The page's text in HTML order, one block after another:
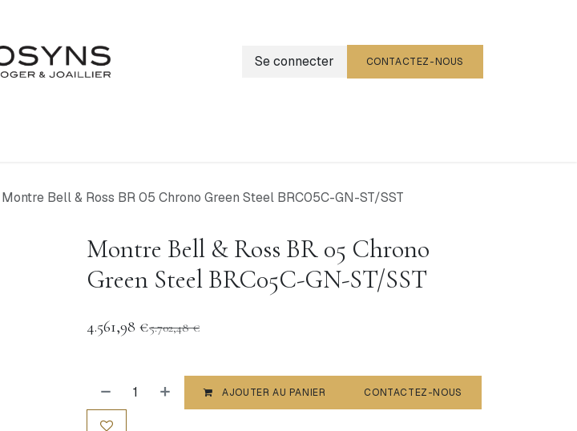
Se connecter CONTACTEZ-NOUS
Montre Bell & Ross BR 05 Chrono Green Steel BRC05C-GN-ST/SST
Montre Bell & Ross BR 05 Chrono
Green Steel BRC05C-GN-ST/SST
4.561,98 €5.702,48€
AJOUTER AU PANIER CONTACTEZ-NOUS